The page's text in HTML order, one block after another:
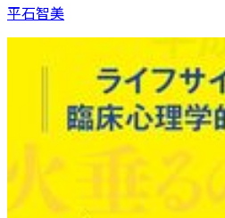
平石智美